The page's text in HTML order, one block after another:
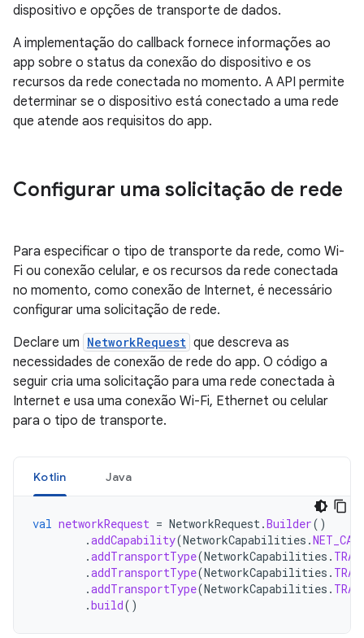
dispositivo e opções de transporte de dados.
A implementação do callback fornece informações ao
app sobre o status da conexão do dispositivo e os
recursos da rede conectada no momento. A API permite
determinar se o dispositivo está conectado a uma rede
que atende aos requisitos do app.
Configurar uma solicitação de rede
Para especificar o tipo de transporte da rede, como Wi-
Fi ou conexão celular, e os recursos da rede conectada
no momento, como conexão de Internet, é necessário
configurar uma solicitação de rede.
Declare um NetworkRequest que descreva as
necessidades de conexão de rede do app. O código a
seguir cria uma solicitação para uma rede conectada à
Internet e usa uma conexão Wi-Fi, Ethernet ou celular
para o tipo de transporte.
Kotlin Java
val networkRequest = NetworkRequest.Builder()
.addCapability(NetworkCapabilities .
.addTransportType(NetworkCapabilities .
.addTransportType(NetworkCapabilities .
.addTransportType(NetworkCapabilities .
.build()